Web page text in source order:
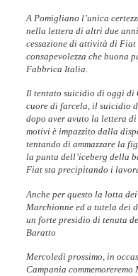
A Pomigliano l’unica
nella lettera di altri due
cessazione di attività di
consapevolezza che buona
Fabbrica Italia.
Il tentato suicidio di oggi di
cuore di farcela, il suicidio
dopo aver avuto la lettera
motivi è impazzito dalla
tentando di ammazzare la
la punta dell’iceberg della
Fiat sta precipitando i
Anche per questo la lotta
Marchionne ed a tutela dei
un forte presidio di tenuta
Baratto
Mercoledì prossimo, in
Campania